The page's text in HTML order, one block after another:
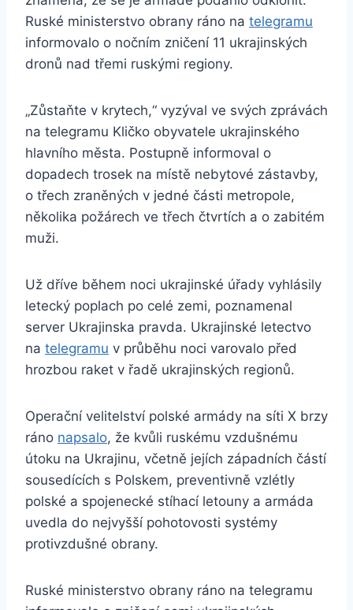
Ruské ministerstvo obrany ráno na telegramu
informovalo o nočním zničení 11 ukrajinských
dronů nad třemi ruskými regiony.
„Zůstaňte v krytech,“ vyzýval ve svých zprávách
na telegramu Kličko obyvatele ukrajinského
hlavního města. Postupně informoval o
dopadech trosek na místě nebytové zástavby,
o třech zraněných v jedné části metropole,
několika požárech ve třech čtvrtích a o zabitém
muži.
Už dříve během noci ukrajinské úřady vyhlásily
letecký poplach po celé zemi, poznamenal
server Ukrajinska pravda. Ukrajinské letectvo
na telegramu v průběhu noci varovalo před
hrozbou raket v řadě ukrajinských regionů.
Operační velitelství polské armády na síti X brzy
ráno napsalo, že kvůli ruskému vzdušnému
útoku na Ukrajinu, včetně jejích západních částí
sousedících s Polskem, preventivně vzlétly
polské a spojenecké stíhací letouny a armáda
uvedla do nejvyšší pohotovosti systémy
protivzdušné obrany.
Ruské ministerstvo obrany ráno na telegramu